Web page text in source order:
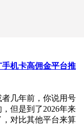
机卡高佣金平台推
几年前，你说用号
但是到了2026年来
对比其他平台来算